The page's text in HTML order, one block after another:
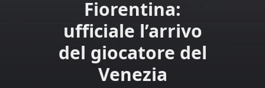
Fiorentina:
ufficiale l’arrivo
del giocatore del
Venezia